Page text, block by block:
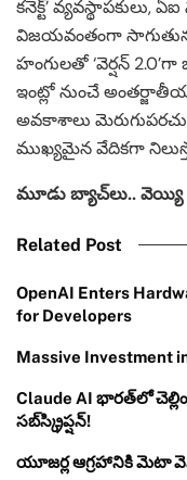
కనెక్ట్’ వ్యవస్థాపకులు,
విజయవంతంగా సాగుతున్న
హంగులతో ‘వెర్షన్
ఇంట్లో నుంచే
అవకాశాలు
ముఖ్యమైన వేదికగా
మూడు బ్యాచ్‌లు.. వెయ్యి
Related Post
OpenAI Enters
for Developers
Massive Investment
Claude AI భారత్‌లో
సబ్‌స్క్రిప్షన్!
యూజర్ల ఆగ్రహానికి మెటా